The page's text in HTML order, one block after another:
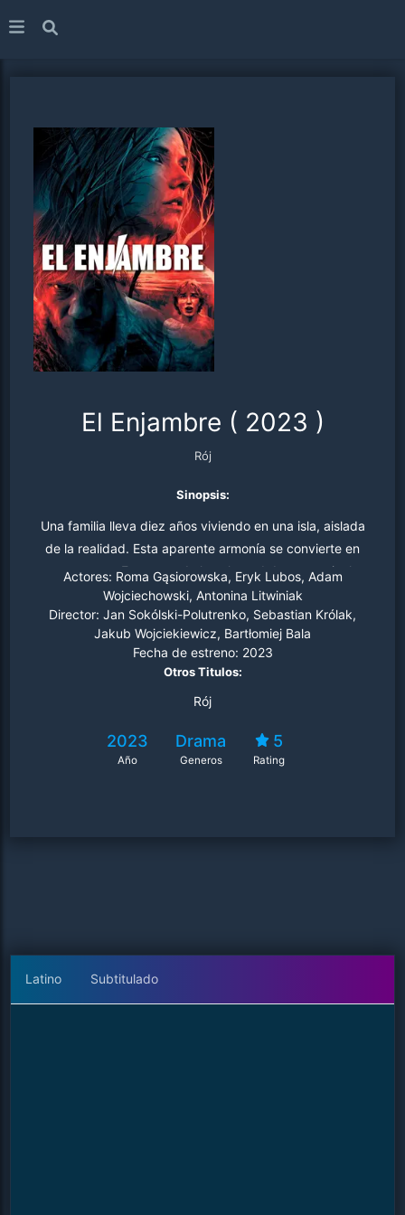
El Enjambre ( 2023 )
Rój
Sinopsis:
Una familia lleva diez años viviendo en una isla, aislada
de la realidad. Esta aparente armonía se convierte en
una trampa. En contra de la voluntad de su pareja, la
madre decide regresar al mundo que dejó atrás
Actores: Roma Gąsiorowska, Eryk Lubos, Adam
Wojciechowski, Antonina Litwiniak
Director: Jan Sokólski-Polutrenko, Sebastian Królak,
Jakub Wojciekiewicz, Bartłomiej Bala
Fecha de estreno: 2023
Otros Titulos:
Rój
2023
Año
Drama
Generos
5
Rating
Latino Subtitulado